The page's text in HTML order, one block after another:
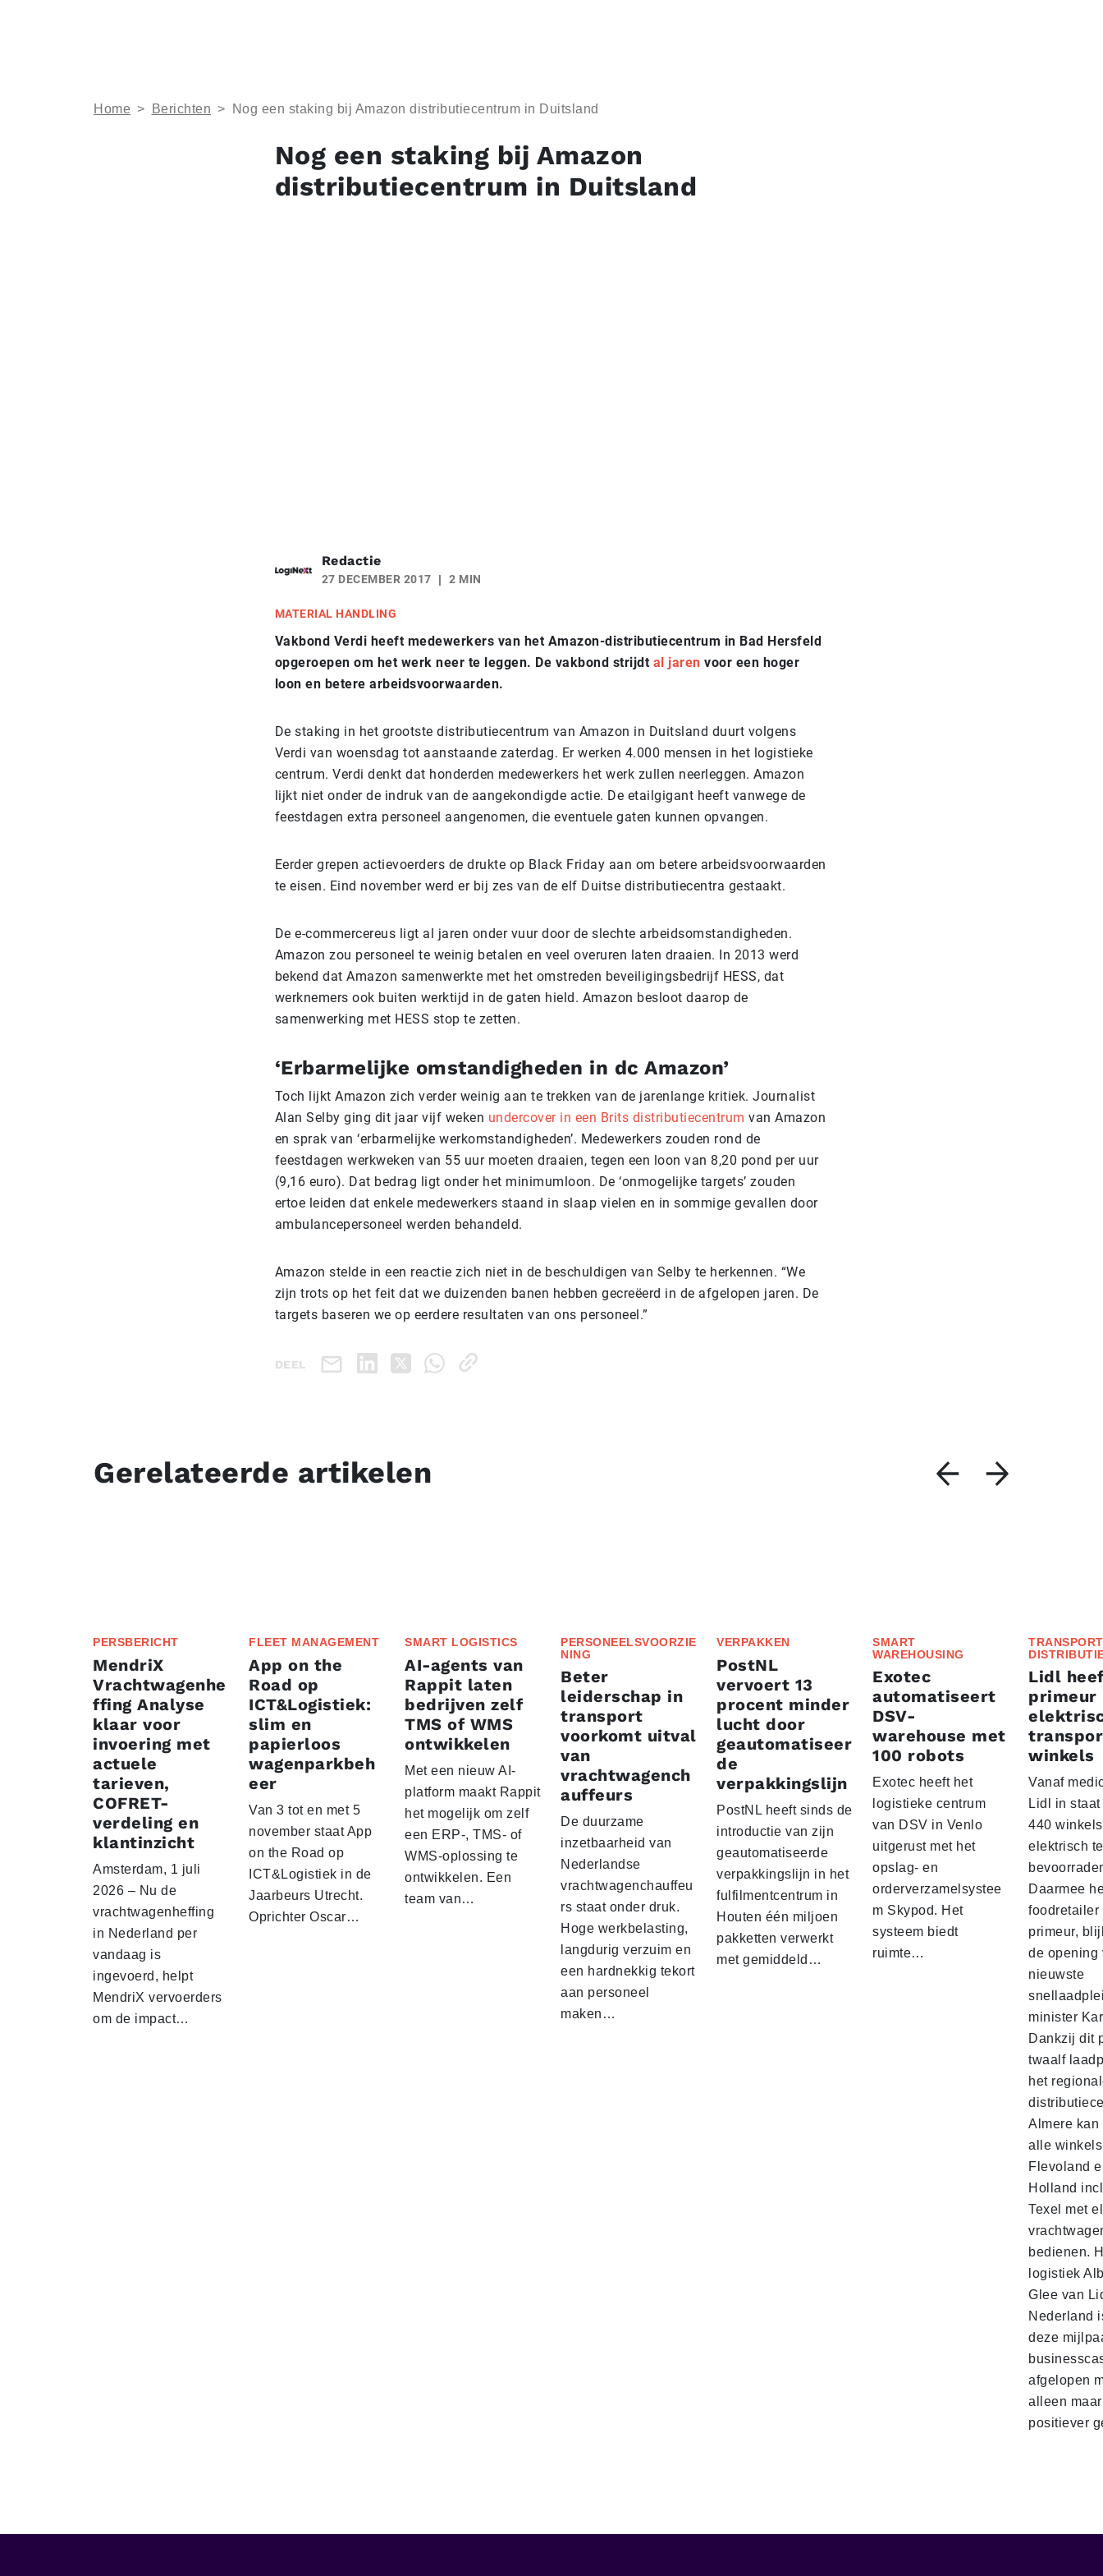
Home > Berichten > Nog een staking bij Amazon distributiecentrum in Duitsland
Nog een staking bij Amazon
distributiecentrum in Duitsland
Redactie
27 DECEMBER 2017 2 MIN
MATERIAL HANDLING
Vakbond Verdi heeft medewerkers van het Amazon-distributiecentrum in Bad Hersfeld
opgeroepen om het werk neer te leggen. De vakbond strijdt al jaren voor een hoger
loon en betere arbeidsvoorwaarden.
De staking in het grootste distributiecentrum van Amazon in Duitsland duurt volgens
Verdi van woensdag tot aanstaande zaterdag. Er werken 4.000 mensen in het logistieke
centrum. Verdi denkt dat honderden medewerkers het werk zullen neerleggen. Amazon
lijkt niet onder de indruk van de aangekondigde actie. De etailgigant heeft vanwege de
feestdagen extra personeel aangenomen, die eventuele gaten kunnen opvangen.
Eerder grepen actievoerders de drukte op Black Friday aan om betere arbeidsvoorwaarden
te eisen. Eind november werd er bij zes van de elf Duitse distributiecentra gestaakt.
De e-commercereus ligt al jaren onder vuur door de slechte arbeidsomstandigheden.
Amazon zou personeel te weinig betalen en veel overuren laten draaien. In 2013 werd
bekend dat Amazon samenwerkte met het omstreden beveiligingsbedrijf HESS, dat
werknemers ook buiten werktijd in de gaten hield. Amazon besloot daarop de
samenwerking met HESS stop te zetten.
‘Erbarmelijke omstandigheden in dc Amazon’
Toch lijkt Amazon zich verder weinig aan te trekken van de jarenlange kritiek. Journalist
Alan Selby ging dit jaar vijf weken undercover in een Brits distributiecentrum van Amazon
en sprak van ‘erbarmelijke werkomstandigheden’. Medewerkers zouden rond de
feestdagen werkweken van 55 uur moeten draaien, tegen een loon van 8,20 pond per uur
(9,16 euro). Dat bedrag ligt onder het minimumloon. De ‘onmogelijke targets’ zouden
ertoe leiden dat enkele medewerkers staand in slaap vielen en in sommige gevallen door
ambulancepersoneel werden behandeld.
Amazon stelde in een reactie zich niet in de beschuldigen van Selby te herkennen. “We
zijn trots op het feit dat we duizenden banen hebben gecreëerd in de afgelopen jaren. De
targets baseren we op eerdere resultaten van ons personeel.”
DEEL
Gerelateerde artikelen
PERSBERICHT
MendriX
Vrachtwagenhe
ffing Analyse
klaar voor
invoering met
actuele
tarieven,
COFRET-
verdeling en
klantinzicht
Amsterdam, 1 juli
2026 – Nu de
vrachtwagenheffing
in Nederland per
vandaag is
ingevoerd, helpt
MendriX vervoerders
om de impact…
FLEET MANAGEMENT
App on the
Road op
ICT&Logistiek:
slim en
papierloos
wagenparkbeh
eer
Van 3 tot en met 5
november staat App
on the Road op
ICT&Logistiek in de
Jaarbeurs Utrecht.
Oprichter Oscar…
SMART LOGISTICS
AI-agents van
Rappit laten
bedrijven zelf
TMS of WMS
ontwikkelen
Met een nieuw AI-
platform maakt Rappit
het mogelijk om zelf
een ERP-, TMS- of
WMS-oplossing te
ontwikkelen. Een
team van…
PERSONEELSVOORZIE
NING
Beter
leiderschap in
transport
voorkomt uitval
van
vrachtwagench
auffeurs
De duurzame
inzetbaarheid van
Nederlandse
vrachtwagenchauffeu
rs staat onder druk.
Hoge werkbelasting,
langdurig verzuim en
een hardnekkig tekort
aan personeel
maken…
VERPAKKEN
PostNL
vervoert 13
procent minder
lucht door
geautomatiseer
de
verpakkingslijn
PostNL heeft sinds de
introductie van zijn
geautomatiseerde
verpakkingslijn in het
fulfilmentcentrum in
Houten één miljoen
pakketten verwerkt
met gemiddeld…
SMART
WAREHOUSING
Exotec
automatiseert
DSV-
warehouse met
100 robots
Exotec heeft het
logistieke centrum
van DSV in Venlo
uitgerust met het
opslag- en
orderverzamelsystee
m Skypod. Het
systeem biedt
ruimte…
Lidl
primeur
winkels
Vanaf
Lidl in
440 winkels
elektrisch te
Daarmee
foodretailer
primeur,
de opening
nieuwste
minister
Dankzij dit
twaalf
het
Almere
alle
Flevoland
Holland
Texel met
bedienen.
logistiek
Glee van
Nederland
deze
afgelopen
alleen maar
positiever